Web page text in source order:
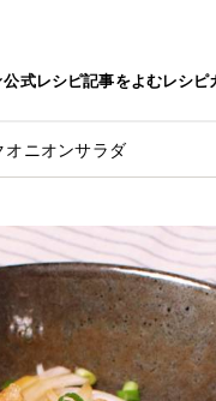
公式レシピ記事をよむレシピ
オニオンサラダ